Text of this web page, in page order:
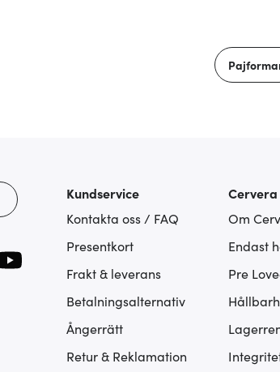
Kundservice
Kontakta oss / FAQ
Presentkort
Frakt & leverans
Betalningsalternativ
Ångerrätt
Retur & Reklamation
Cervera
Om
Endast
Pre